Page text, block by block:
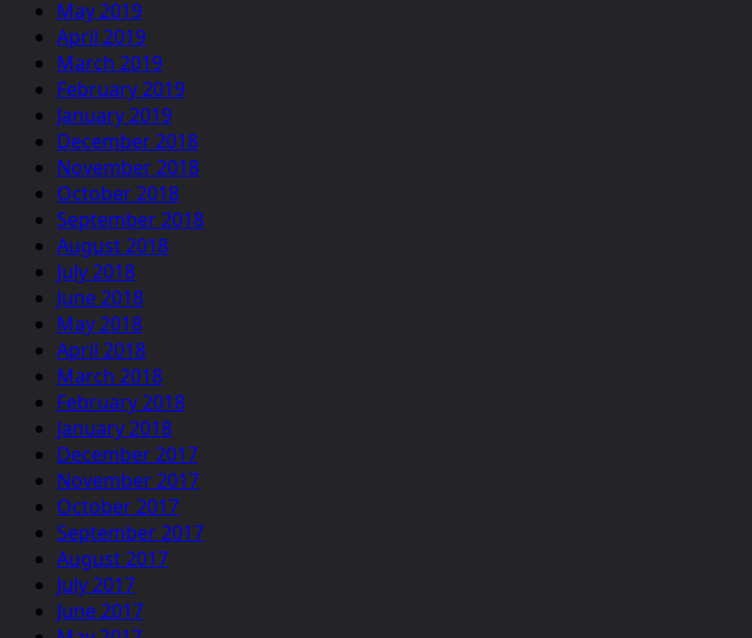
May 2019
April 2019
March 2019
February 2019
January 2019
December 2018
November 2018
October 2018
September 2018
August 2018
July 2018
June 2018
May 2018
April 2018
March 2018
February 2018
January 2018
December 2017
November 2017
October 2017
September 2017
August 2017
July 2017
June 2017